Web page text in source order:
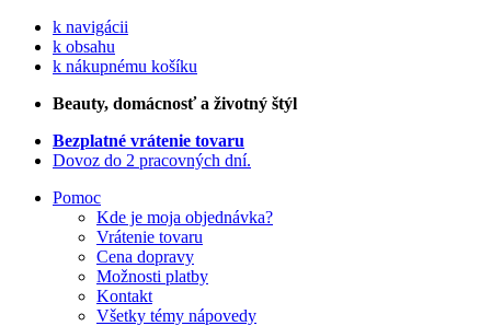
k navigácii
k obsahu
k nákupnému košíku
Beauty, domácnosť a životný štýl
Bezplatné vrátenie tovaru
Dovoz do 2 pracovných dní.
Pomoc
Kde je moja objednávka?
Vrátenie tovaru
Cena dopravy
Možnosti platby
Kontakt
Všetky témy nápovedy